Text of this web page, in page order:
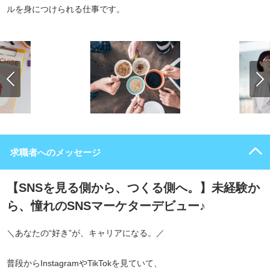
ルを身につけられる仕事です。
求職者へのメッセージ
【SNSを見る側から、つくる側へ。】未経験か
ら、憧れのSNSマーケターデビュー♪
＼あなたの“好き”が、キャリアになる。／
普段からInstagramやTikTokを見ていて、